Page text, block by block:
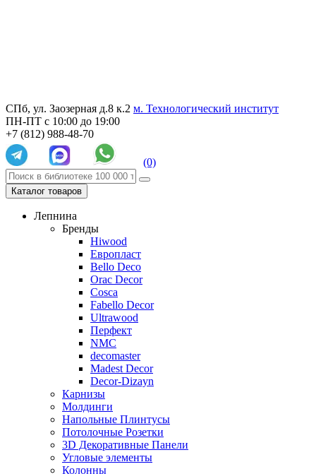
СПб, ул. Заозерная д.8 к.2 м. Технологический институт
ПН-ПТ с 10:00 до 19:00
+7 (812) 988-48-70
(0)
Каталог товаров
Лепнина
Бренды
Hiwood
Европласт
Bello Deco
Orac Decor
Cosca
Fabello Decor
Ultrawood
Перфект
NMC
decomaster
Madest Decor
Decor-Dizayn
Карнизы
Молдинги
Напольные Плинтусы
Потолочные Розетки
3D Декоративные Панели
Угловые элементы
Колонны